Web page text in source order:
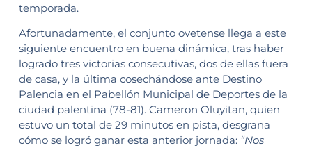
temporada.
Afortunadamente, el conjunto ovetense llega a este
siguiente encuentro en buena dinámica, tras haber
logrado tres victorias consecutivas, dos de ellas fuera
de casa, y la última cosechándose ante Destino
Palencia en el Pabellón Municipal de Deportes de la
ciudad palentina (78-81). Cameron Oluyitan, quien
estuvo un total de 29 minutos en pista, desgrana
cómo se logró ganar esta anterior jornada: “Nos